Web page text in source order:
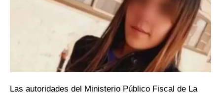
Las autoridades del Ministerio Público Fiscal de La